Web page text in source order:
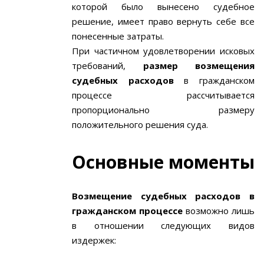
которой было вынесено судебное
решение, имеет право вернуть себе все
понесенные затраты.
При частичном удовлетворении исковых
требований, размер возмещения
судебных расходовв гражданском
процессе рассчитывается
пропорционально размеру
положительного решения суда.
Основные моменты
Возмещение судебных расходов в
гражданском процессе возможно лишь
в отношении следующих видов
издержек: